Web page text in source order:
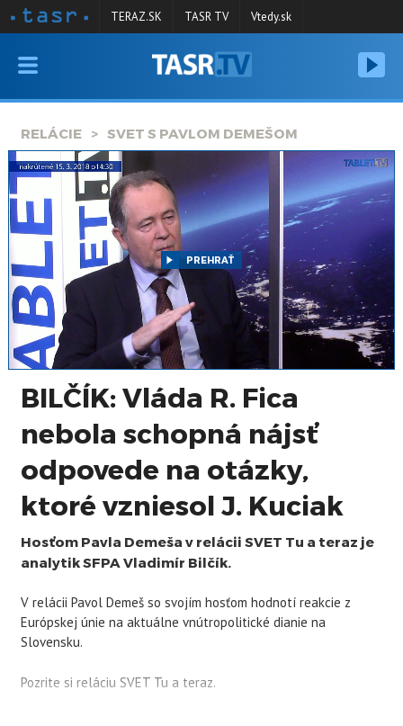
VYSIELANIE
SPRAVODAJSTVO
KONTAKT
ARCHÍV
TERAZ.SK TASR TV Vtedy.sk
RELÁCIE SVET S PAVLOM DEMEŠOM
PREHRAŤ
BILČÍK: Vláda R. Fica
nebola schopná nájsť
odpovede na otázky,
ktoré vzniesol J. Kuciak
Hosťom Pavla Demeša v relácii SVET Tu a teraz je
analytik SFPA Vladimír Bilčík.
V relácii Pavol Demeš so svojím hosťom hodnotí reakcie z
Európskej únie na aktuálne vnútropolitické dianie na
Slovensku.
Pozrite si reláciu SVET Tu a teraz.